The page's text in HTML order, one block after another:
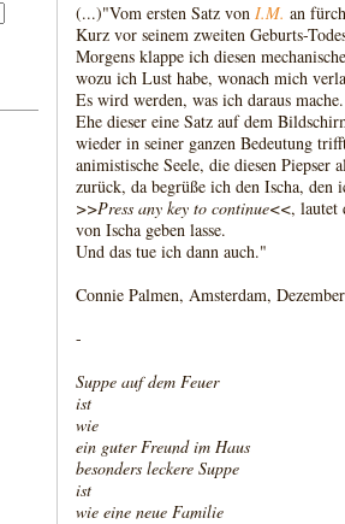
(...)"Vom ersten Satz von I.M. an
Kurz vor seinem zweiten Geburts-
Morgens klappe ich diesen
wozu ich Lust habe, wonach mich
Es wird werden, was ich daraus mache.
Ehe dieser eine Satz auf dem
wieder in seiner ganzen Bedeutung
animistische Seele, die diesen Piepser
zurück, da begrüße ich den Ischa, den
>>Press any key to continue<<, lautet
von Ischa geben lasse.
Und das tue ich dann auch."
Connie Palmen, Amsterdam,
-
Suppe auf dem Feuer
ist
wie
ein guter Freund im Haus
besonders leckere Suppe
ist
wie eine neue Familie